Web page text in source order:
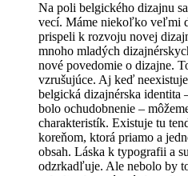
Na poli belgického dizajnu
vecí. Máme niekoľko veľmi
prispeli k rozvoju novej
mnoho mladých
nové povedomie o dizajne.
vzrušujúce. Aj keď neexistuje
belgická dizajnérska identita
bolo ochudobnenie –
charakteristík. Existuje tu
koreňom, ktorá priamo a
obsah. Láska k typografii a
odzrkadľuje. Ale nebolo by